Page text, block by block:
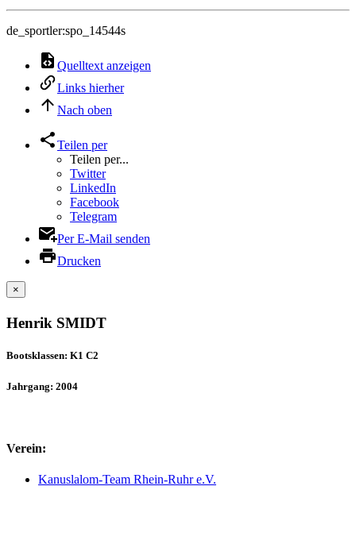
de_sportler:spo_14544s
Quelltext anzeigen
Links hierher
Nach oben
Teilen per
Teilen per...
Twitter
LinkedIn
Facebook
Telegram
Per E-Mail senden
Drucken
×
Henrik SMIDT
Bootsklassen: K1 C2
Jahrgang: 2004
Verein:
Kanuslalom-Team Rhein-Ruhr e.V.